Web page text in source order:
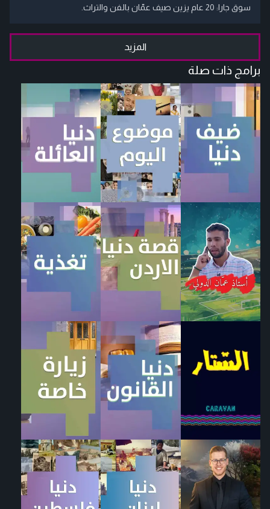
سوق جارا: 20 عام يزين صيف عمّان بالفن والتراث.
المزيد
برامج ذات صلة